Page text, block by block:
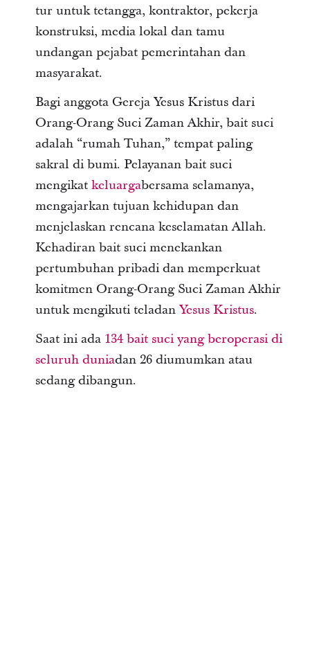
tur untuk tetangga, kontraktor, pekerja
konstruksi, media lokal dan tamu
undangan pejabat pemerintahan dan
masyarakat.
Bagi anggota Gereja Yesus Kristus dari
Orang-Orang Suci Zaman Akhir, bait suci
adalah “rumah Tuhan,” tempat paling
sakral di bumi. Pelayanan bait suci
mengikat keluargabersama selamanya,
mengajarkan tujuan kehidupan dan
menjelaskan rencana keselamatan Allah.
Kehadiran bait suci menekankan
pertumbuhan pribadi dan memperkuat
komitmen Orang-Orang Suci Zaman Akhir
untuk mengikuti teladan Yesus Kristus.
Saat ini ada 134 bait suci yang beroperasi di
seluruh duniadan 26 diumumkan atau
sedang dibangun.